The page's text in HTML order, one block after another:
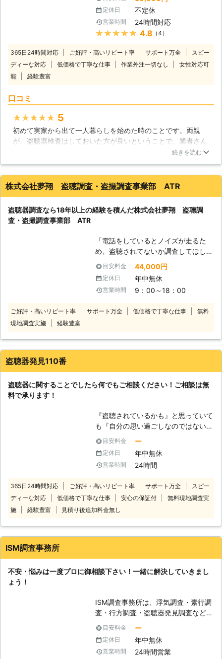
す。
きているのか、どんなテレビを見た
り、誰と何を話しているのかまでが筒
抜けになり、それが犯罪行為につなが
っていくこともあります。また、対企
出され、経営上の大きなリスクに発展
することもあります。 【当社にお任
子機器の技術の発展は、盗聴器の小型
つつあります。そういった変化にも追
随して、適格な調査を行うことが当社
の特徴です。これまでも、これから
があれば、いつでも私共へご相談くだ
さい。 【意外な手口】 盗聴器と言う
いうイメージが強いのですが、近年は
にあっても何の不思議にも思わない
物、例えば電源タップや電卓、ボール
ペン、時計などは代表例です。当社で
はそうした偽装盗聴器への調査も経験
豊富です。ご安心ください。
定休日 不定休
営業時間 24時間対応
★★★★★ 4.8 （4）
365日24時間対応 ご好評・高いリピート率 サポート万全
スピー
ディーな対応
低価格で丁寧な仕事 作業外注一切なし
女性対応可
能
経験豊富
口コミ
★★★★★ 5
初めて実家から出て一人暮らしを始めた時のことです。両親
が、盗聴器検査はしておいた方が良いということで、業者さん
にお願いしました。結果としては盗聴器は無かったのですが、
は気を付け過ぎるという事はないと思います。盗聴バスターズ
という名称もちょっと可愛らしくて好きですね。また引越しの
神奈川県 綾瀬市 2016年12月22日
続きを読む
株式会社夢翔 盗聴調査・盗撮調査事業部 ATR
盗聴器調査なら18年以上の経験を積んだ株式会社夢翔 盗聴調
査・盗撮調査事業部 ATR
「電話をしているとノイズが走るた
め、盗聴されてないか調査してほし
い」 「盗聴器調査をお願いしたい
が、費用面に不安がある」 「近隣に
盗聴器調査をおこなっていると分から
ないようにしてほしい」 このような
へ。 当店は盗聴・盗撮で困ってお
対策として防犯機器の販売や定期的な
束していますので、ご安心ください。
また周囲に調査していることがバレな
いようにしてほしい際もお任せ。 日
時・服装・車両駐車位置などを決定し
てからお伺いします。 相談も無料で
おこなっていますので、不安なことが
ありましたらいつでもご相談を。 24
時間365日お電話お待ちしておりま
す。
目安料金 44,000円
定休日 年中無休
営業時間 9：00～18：00
ご好評・高いリピート率 サポート万全 低価格で丁寧な仕事
無料
現地調査実施
経験豊富
盗聴器発見110番
盗聴器に関することでしたら何でもご相談ください！ご相談は無
料で承ります！
『盗聴されているかも』と思っていて
も『自分の思い過ごしなのではないの
か…』と確信を持てない方も多くいる
ことでしょう。 「もし、連絡してこ
ちらの勘違いだったら恥ずかしいし、
迷惑をかけてしまうのでは？」と思う
聴されているかどうかは調べてみなけ
ればわからないものです。 不安な気
持ちで日々を過ごすより、一度プロに
盗聴器発見110番では盗聴器調査に詳
解し、親切丁寧で確実な調査で不安を
解消します。 盗聴器に関して気にな
談を無料で承っております。 お電話
でのご相談が難しい方は、インターネ
ットからでも対応しておりますので、
い。疑問点や要望などにスタッフがお
応えさせていただきます。 なお現地
目安料金 ー
定休日 年中無休
営業時間 24時間
365日24時間対応 ご好評・高いリピート率 サポート万全
スピー
ディーな対応
低価格で丁寧な仕事 安心の保証付
無料現地調査実
施
経験豊富 見積り後追加料金無し
ISM調査事務所
不安・悩みは一度プロに御相談下さい！一緒に解決していきまし
ょう！
ISM調査事務所は、浮気調査・素行調
査・行方調査・盗聴器発見調査など各
種探偵調査を承っております。特に浮
気調査については皆様より高評価を頂
いております。 【キャンペーン】 今
なら50,000円分無料で、浮気・不倫
目安料金 ー
定休日 年中無休
営業時間 24時間営業